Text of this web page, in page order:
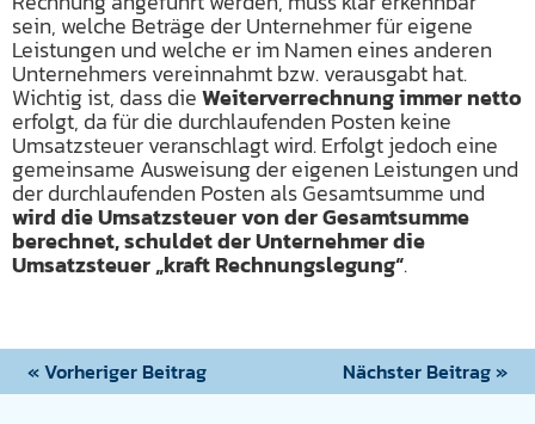
sein, welche Beträge der Unternehmer für eigene
Leistungen und welche er im Namen eines anderen
Unternehmers vereinnahmt bzw. verausgabt hat.
Wichtig ist, dass dieWeiterverrechnung immer netto
erfolgt, da für die durchlaufenden Posten keine
Umsatzsteuer veranschlagt wird. Erfolgt jedoch eine
gemeinsame Ausweisung der eigenen Leistungen und
der durchlaufenden Posten als Gesamtsumme und
wird die Umsatzsteuer von der Gesamtsumme
berechnet, schuldet der Unternehmer die
Umsatzsteuer „kraft Rechnungslegung“.
« Vorheriger Beitrag Nächster Beitrag »